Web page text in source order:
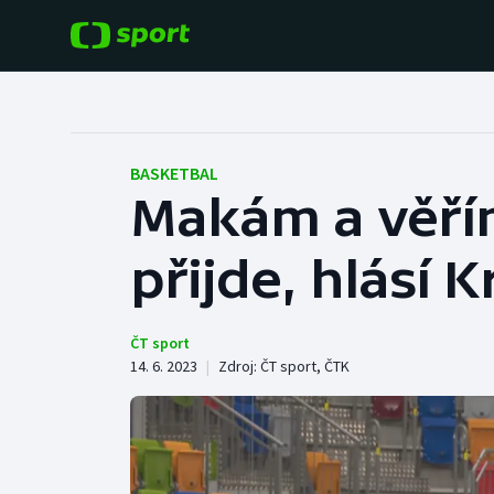
Hokej
Tenis
Cyklistika
Baseball a softbal
Basketbal
Boby a skeleton
Box
BASKETBAL
Makám a
přijde, hlásí
ČT sport
14. 6. 2023 | Zdroj: ČT sport, ČTK